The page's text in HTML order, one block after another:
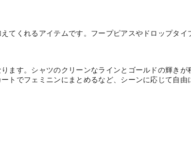
てくれるアイテムです。フープピアスやドロップタイ
ます。シャツのクリーンなラインとゴールドの輝きが
トでフェミニンにまとめるなど、シーンに応じて自由